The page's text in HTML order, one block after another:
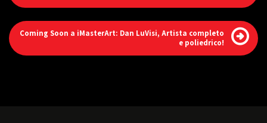
Coming Soon a iMasterArt: Dan LuVisi, Artista completo
e poliedrico!